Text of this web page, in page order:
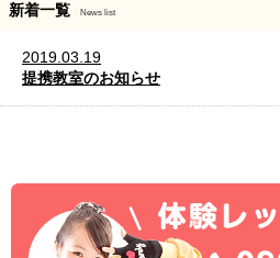
新着一覧 News list
2019.03.19
提携教室のお知らせ